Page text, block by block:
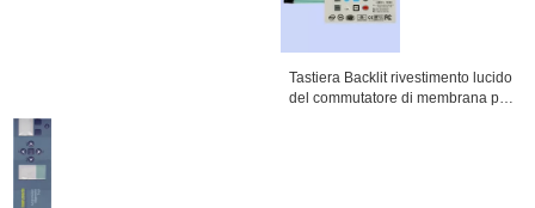
Tastiera Backlit rivestimento lucido
del commutatore di membrana per